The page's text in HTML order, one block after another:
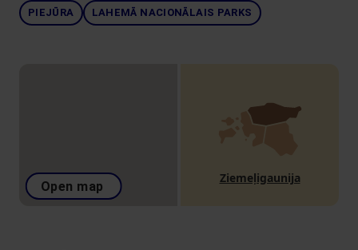
PIEJŪRA LAHEMĀ NACIONĀLAIS PARKS
Open map
Ziemeļigaunija